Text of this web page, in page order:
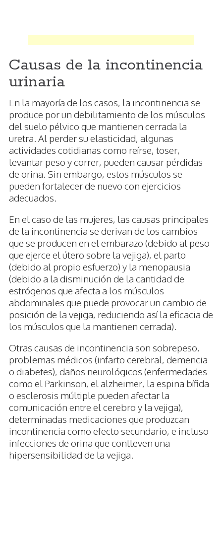
Causas de la incontinencia
urinaria
En la mayoría de los casos, la incontinencia se
produce por un debilitamiento de los músculos
del suelo pélvico que mantienen cerrada la
uretra. Al perder su elasticidad, algunas
actividades cotidianas como reírse, toser,
levantar peso y correr, pueden causar pérdidas
de orina. Sin embargo, estos músculos se
pueden fortalecer de nuevo con ejercicios
adecuados.
En el caso de las mujeres, las causas principales
de la incontinencia se derivan de los cambios
que se producen en el embarazo (debido al peso
que ejerce el útero sobre la vejiga), el parto
(debido al propio esfuerzo) y la menopausia
(debido a la disminución de la cantidad de
estrógenos que afecta a los músculos
abdominales que puede provocar un cambio de
posición de la vejiga, reduciendo así la eficacia de
los músculos que la mantienen cerrada).
Otras causas de incontinencia son sobrepeso,
problemas médicos (infarto cerebral, demencia
o diabetes), daños neurológicos (enfermedades
como el Parkinson, el alzheimer, la espina bífida
o esclerosis múltiple pueden afectar la
comunicación entre el cerebro y la vejiga),
determinadas medicaciones que produzcan
incontinencia como efecto secundario, e incluso
infecciones de orina que conlleven una
hipersensibilidad de la vejiga.